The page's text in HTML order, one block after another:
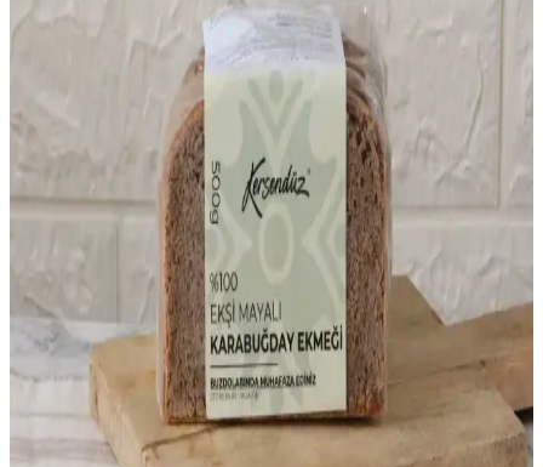
Kızıl Dal Darı 1 Kg: Sağlıklı ve Doğal Tahıl Seçeneği
Kızıl dal darı 1 kg, yüksek besin değeri ve doğal yapısıyla sağlıklı
beslenme alışkanlıklarına uygun, çeşitli yemeklerde kullanılabilen
pratik bir tahıl ürünüdür.
Glutensiz ve Sağlıklı Ekmek Seçenekleri: Lezzetli ve
Besleyici Alternatifler
Glutensiz ekmekler, sağlıklı yaşam ve diyet ihtiyaçlarına uygun,
yüksek lif ve düşük glisemik indeks özellikleriyle öne çıkan
beslenme alternatifleridir.
Migros'ta Konjac Noodle: Sağlıklı ve Düşük Kalorili
Alternatifler Hakkında Bilgi
Migros'ta bulunan konjac noodle'lar, düşük kalorili, lif açısından
zengin ve vegan dostu özellikleriyle sağlıklı beslenmeye uygun
pratik bir alternatif sunar.